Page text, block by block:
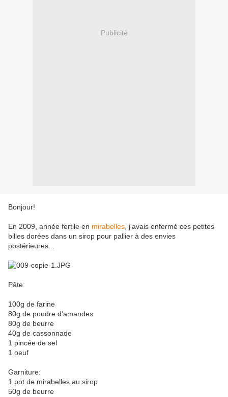
Publicité
Bonjour!
En 2009, année fertile en mirabelles , j'avais enfermé ces petites
billes dorées dans un sirop pour pallier à des envies
postérieures...
Pâte:
100g de farine
80g de poudre d'amandes
80g de beurre
40g de cassonnade
1 pincée de sel
1 oeuf
Garniture:
1 pot de mirabelles au sirop
50g de beurre